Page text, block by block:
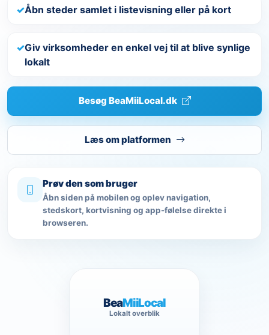
Åbn steder samlet i listevisning eller på kort
Giv virksomheder en enkel vej til at blive synlige
lokalt
Besøg BeaMiiLocal.dk
Læs om platformen
Prøv den som bruger
Åbn siden på mobilen og oplev navigation,
stedskort, kortvisning og app-følelse direkte i
browseren.
BeaMiiLocal
Lokalt overblik